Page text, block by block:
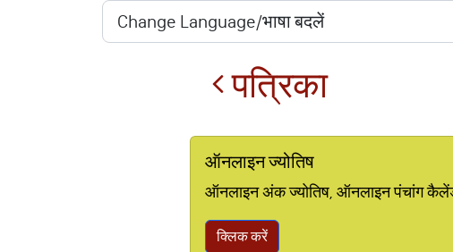
पत्रिका
ऑनलाइन ज्योतिष
ऑनलाइन अंक ज्योतिष, ऑनलाइन पंचांग
क्लिक करें